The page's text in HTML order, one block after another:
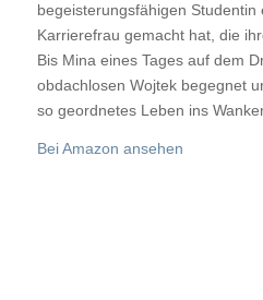
begeisterungsfähigen Studentin
Karrierefrau gemacht hat, die
Bis Mina eines Tages auf dem
obdachlosen Wojtek begegnet
so geordnetes Leben ins
Bei Amazon ansehen